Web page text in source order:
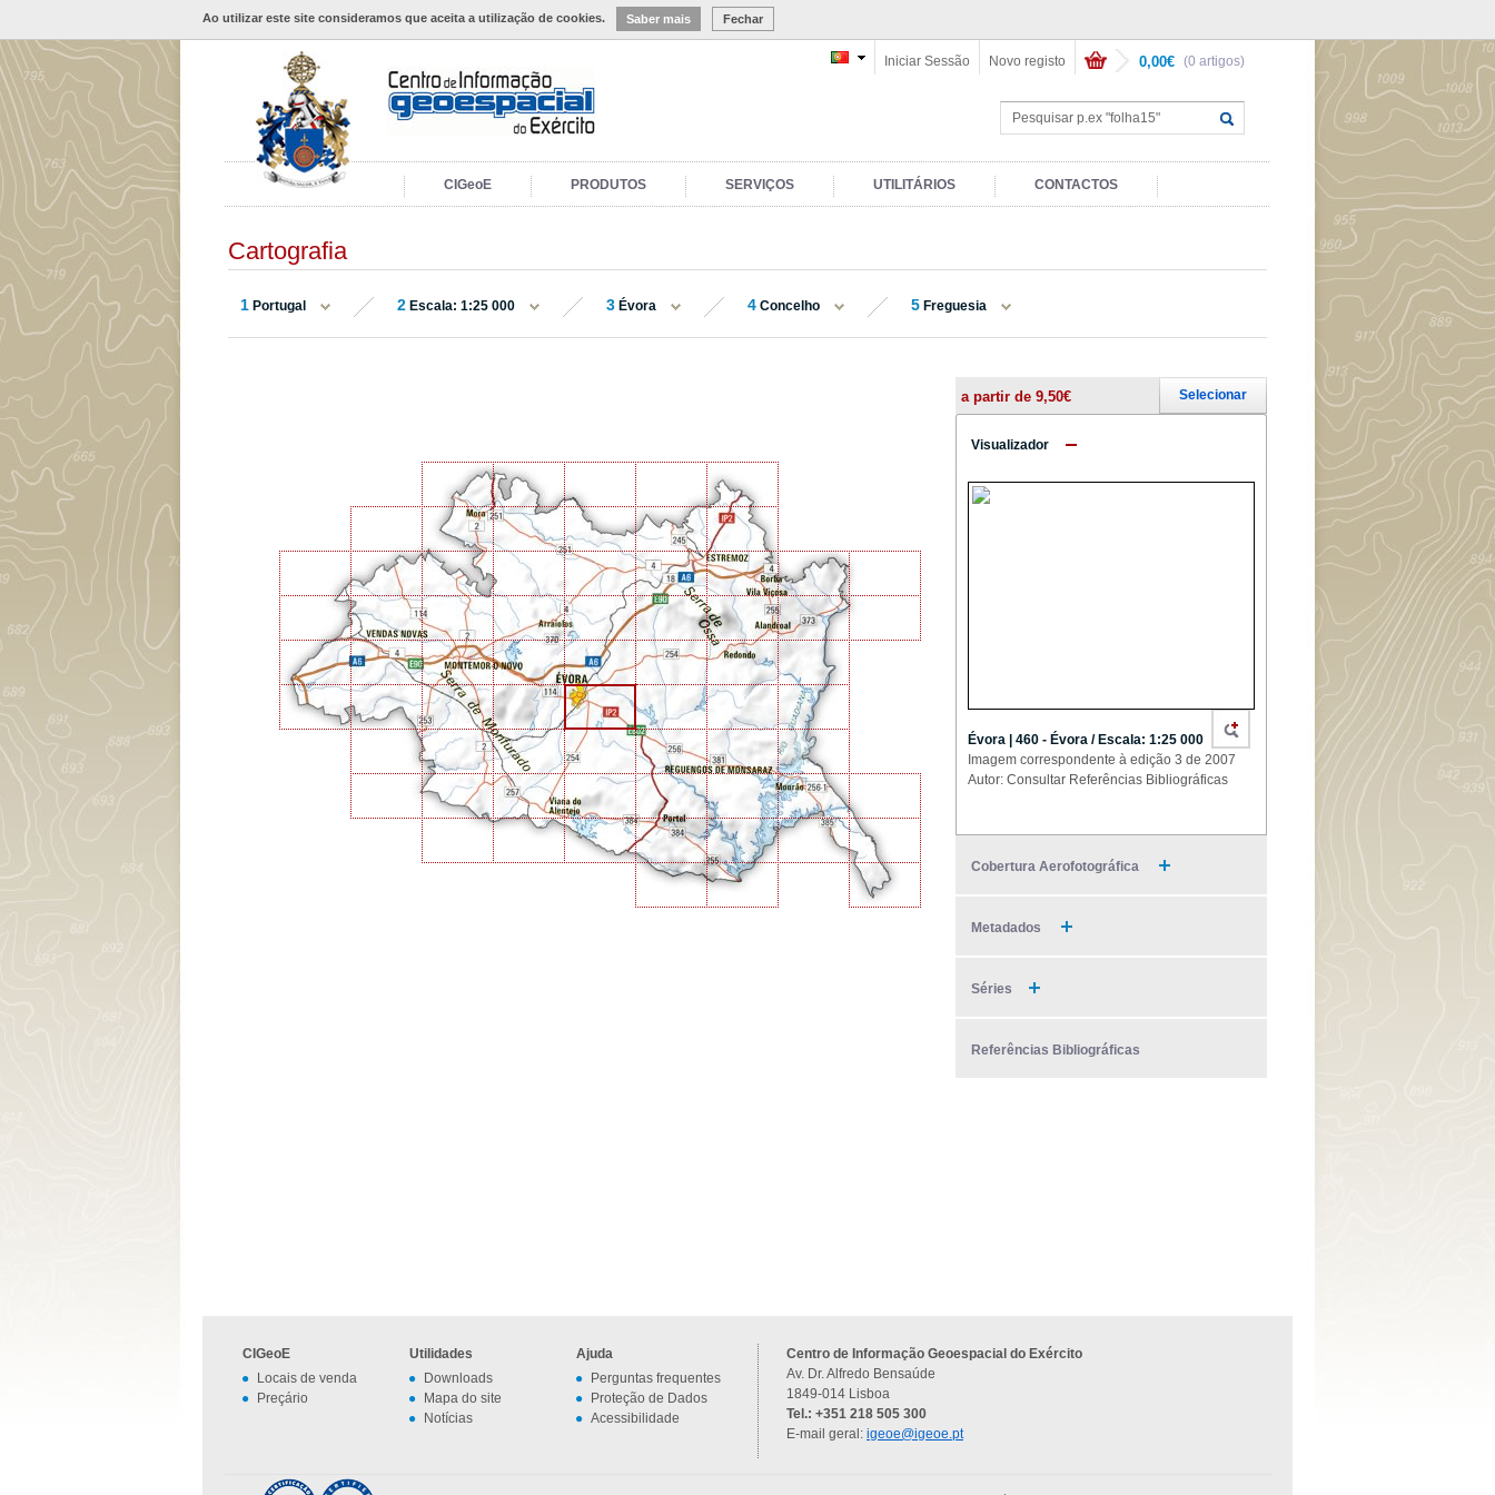
Ao utilizar este site consideramos que aceita a utilização de cookies. Saber mais Fechar
(0 artigos)
0,00€
Novo registo
Iniciar Sessão
CIGeoE PRODUTOS SERVIÇOS UTILITÁRIOS CONTACTOS
Cartografia
1 Portugal 2 Escala: 1:25 000 3 Évora 4 Concelho 5 Freguesia
a partir de 9,50€ Selecionar
Visualizador
Évora | 460 - Évora / Escala: 1:25 000
Imagem correspondente à edição 3 de 2007
Autor: Consultar Referências Bibliográficas
Cobertura Aerofotográfica
Metadados
Séries
Referências Bibliográficas
CIGeoE
Locais de venda
Preçário
Utilidades
Downloads
Mapa do site
Notícias
Ajuda
Perguntas frequentes
Proteção de Dados
Acessibilidade
Centro de Informação Geoespacial do Exército
Av. Dr. Alfredo Bensaúde
1849-014 Lisboa
Tel.: +351 218 505 300
E-mail geral: igeoe@igeoe.pt